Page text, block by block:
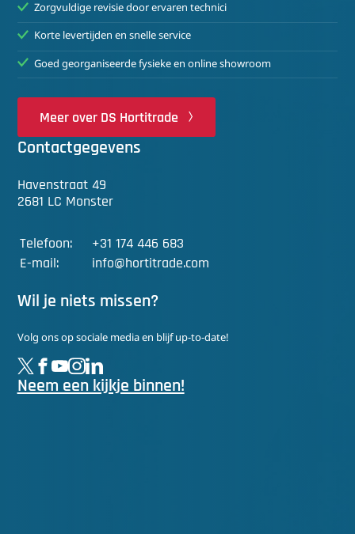
Zorgvuldige revisie door ervaren technici
Korte levertijden en snelle service
Goed georganiseerde fysieke en online showroom
Meer over DS Hortitrade
Contactgegevens
Havenstraat 49
2681 LC Monster
Telefoon:
+31 174 446 683
E-mail:
info@hortitrade.com
Wil je niets missen?
Volg ons op sociale media en blijf up-to-date!
Neem een kijkje binnen!